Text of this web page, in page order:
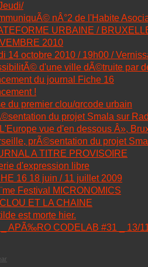
nÂ°2 de l'Habite
URBAINE /
2010
14 octobre 2010 / 19h00 /
d'une ville dÃ©truite par
du journal Fiche 16
!
du premier clou/qrcode urbain
du projet Smala sur
vue d'en dessous Â»,
prÃ©sentation du projet
A TITRE PROVISOIRE
d'expression libre
16 18 juin / 11 juillet 2009
Festival MICRONOMICS
ET LA CHAINE
est morte hier.
APÃ‰RO CODELAB #31 _ 13/